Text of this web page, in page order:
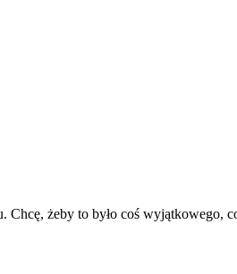
żeby to było coś wyjątkowego,